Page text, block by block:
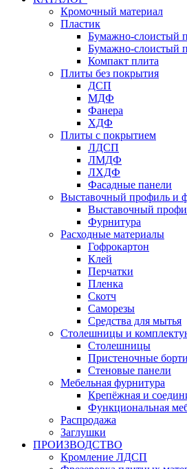
Кромочный материал
Пластик
Бумажно-слоистый
Бумажно-слоистый
Компакт плита
Плиты без покрытия
ДСП
МДФ
Фанера
ХДФ
Плиты с покрытием
ЛДСП
ЛМДФ
ЛХДФ
Фасадные панели
Выставочный профиль и
Выставочный
Фурнитура
Расходные материалы
Гофрокартон
Клей
Перчатки
Пленка
Скотч
Саморезы
Средства для мытья
Столешницы и
Столешницы
Пристеночные
Стеновые панели
Мебельная фурнитура
Крепёжная и
Функциональная
Распродажа
Заглушки
ПРОИЗВОДСТВО
Кромление ЛДСП